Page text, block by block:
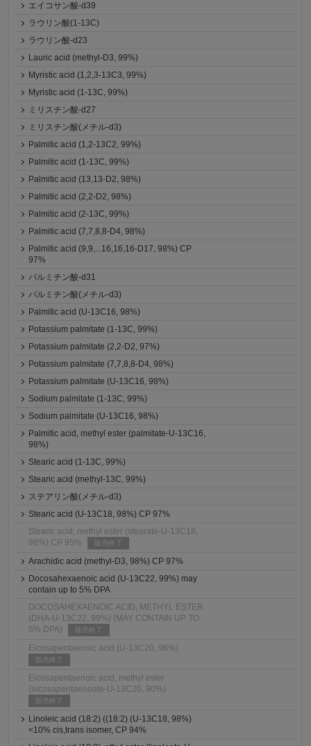
エイコサン酸-d39
ラウリン酸(1-13C)
ラウリン酸-d23
Lauric acid (methyl-D3, 99%)
Myristic acid (1,2,3-13C3, 99%)
Myristic acid (1-13C, 99%)
ミリスチン酸-d27
ミリスチン酸(メチル-d3)
Palmitic acid (1,2-13C2, 99%)
Palmitic acid (1-13C, 99%)
Palmitic acid (13,13-D2, 98%)
Palmitic acid (2,2-D2, 98%)
Palmitic acid (2-13C, 99%)
Palmitic acid (7,7,8,8-D4, 98%)
Palmitic acid (9,9,...16,16,16-D17, 98%) CP
97%
パルミチン酸-d31
パルミチン酸(メチル-d3)
Palmitic acid (U-13C16, 98%)
Potassium palmitate (1-13C, 99%)
Potassium palmitate (2,2-D2, 97%)
Potassium palmitate (7,7,8,8-D4, 98%)
Potassium palmitate (U-13C16, 98%)
Sodium palmitate (1-13C, 99%)
Sodium palmitate (U-13C16, 98%)
Palmitic acid, methyl ester (palmitate-U-13C16,
98%)
Stearic acid (1-13C, 99%)
Stearic acid (methyl-13C, 99%)
ステアリン酸(メチル-d3)
Stearic acid (U-13C18, 98%) CP 97%
Stearic acid, methyl ester (stearate-U-13C18,
98%) CP 95%
販売終了
Arachidic acid (methyl-D3, 98%) CP 97%
Docosahexaenoic acid (U-13C22, 99%) may
contain up to 5% DPA
DOCOSAHEXAENOIC ACID, METHYL ESTER
(DHA-U-13C22, 99%) (MAY CONTAIN UP TO
5% DPA)
販売終了
Eicosapentaenoic acid (U-13C20, 98%)
販売終了
Eicosapentaenoic acid, methyl ester
(eicosapentaenoate-U-13C20, 90%)
販売終了
Linoleic acid (18:2) ((18:2) (U-13C18, 98%)
<10% cis,trans isomer, CP 94%